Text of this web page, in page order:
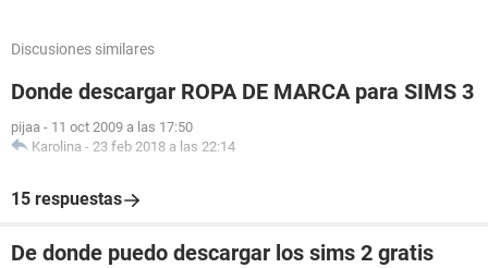
Discusiones similares
Donde descargar ROPA DE MARCA para SIMS 3
pijaa - 11 oct 2009 a las 17:50
Karolina - 23 feb 2018 a las 22:14
15 respuestas
De donde puedo descargar los sims 2 gratis